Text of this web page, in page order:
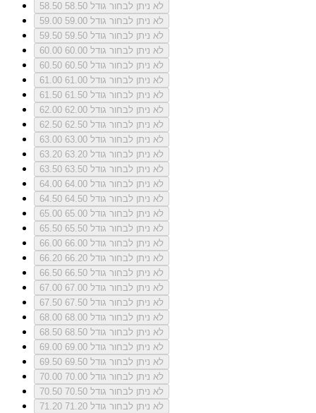
58.50
לא ניתן לבחור גודל 58.50
59.00
לא ניתן לבחור גודל 59.00
59.50
לא ניתן לבחור גודל 59.50
60.00
לא ניתן לבחור גודל 60.00
60.50
לא ניתן לבחור גודל 60.50
61.00
לא ניתן לבחור גודל 61.00
61.50
לא ניתן לבחור גודל 61.50
62.00
לא ניתן לבחור גודל 62.00
62.50
לא ניתן לבחור גודל 62.50
63.00
לא ניתן לבחור גודל 63.00
63.20
לא ניתן לבחור גודל 63.20
63.50
לא ניתן לבחור גודל 63.50
64.00
לא ניתן לבחור גודל 64.00
64.50
לא ניתן לבחור גודל 64.50
65.00
לא ניתן לבחור גודל 65.00
65.50
לא ניתן לבחור גודל 65.50
66.00
לא ניתן לבחור גודל 66.00
66.20
לא ניתן לבחור גודל 66.20
66.50
לא ניתן לבחור גודל 66.50
67.00
לא ניתן לבחור גודל 67.00
67.50
לא ניתן לבחור גודל 67.50
68.00
לא ניתן לבחור גודל 68.00
68.50
לא ניתן לבחור גודל 68.50
69.00
לא ניתן לבחור גודל 69.00
69.50
לא ניתן לבחור גודל 69.50
70.00
לא ניתן לבחור גודל 70.00
70.50
לא ניתן לבחור גודל 70.50
71.20
לא ניתן לבחור גודל 71.20